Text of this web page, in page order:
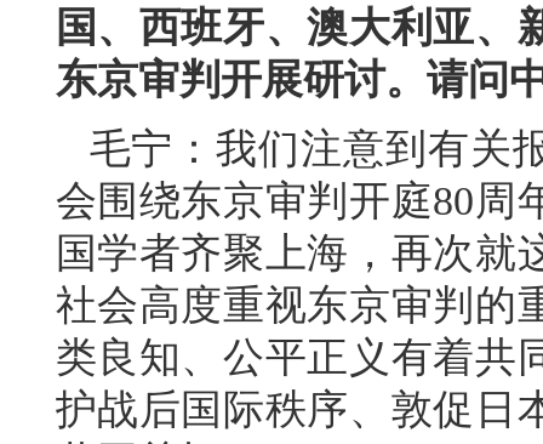
国、西班牙、澳大利亚、
东京审判开展研讨。请问
毛宁：我们注意到有关
会围绕东京审判开庭80周
国学者齐聚上海，再次就
社会高度重视东京审判的
类良知、公平正义有着共
护战后国际秩序、敦促日